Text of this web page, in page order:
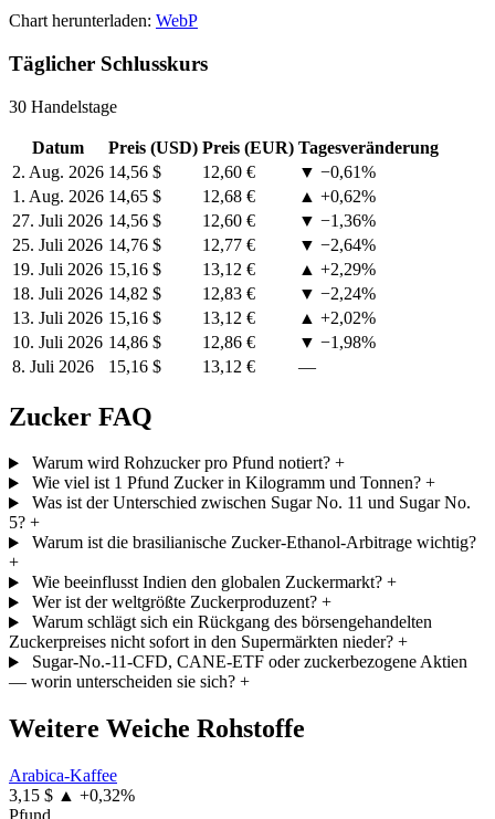
Chart herunterladen: WebP
Täglicher Schlusskurs
30 Handelstage
Datum Preis (USD) Preis (EUR) Tagesveränderung
2. Aug. 2026 14,56 $ 12,60 €
▼ −0,61%
1. Aug. 2026 14,65 $ 12,68 €
▲ +0,62%
27. Juli 2026 14,56 $ 12,60 €
▼ −1,36%
25. Juli 2026 14,76 $ 12,77 €
▼ −2,64%
19. Juli 2026 15,16 $ 13,12 €
▲ +2,29%
18. Juli 2026 14,82 $ 12,83 €
▼ −2,24%
13. Juli 2026 15,16 $ 13,12 €
▲ +2,02%
10. Juli 2026 14,86 $ 12,86 €
▼ −1,98%
8. Juli 2026
15,16 $ 13,12 € —
Zucker FAQ
Warum wird Rohzucker pro Pfund notiert? +
Wie viel ist 1 Pfund Zucker in Kilogramm und Tonnen? +
Was ist der Unterschied zwischen Sugar No. 11 und Sugar No.
5? +
Warum ist die brasilianische Zucker-Ethanol-Arbitrage wichtig?
+
Wie beeinflusst Indien den globalen Zuckermarkt? +
Wer ist der weltgrößte Zuckerproduzent? +
Warum schlägt sich ein Rückgang des börsengehandelten
Zuckerpreises nicht sofort in den Supermärkten nieder? +
Sugar-No.-11-CFD, CANE-ETF oder zuckerbezogene Aktien
— worin unterscheiden sie sich? +
Weitere Weiche Rohstoffe
Arabica-Kaffee
3,15 $ ▲ +0,32%